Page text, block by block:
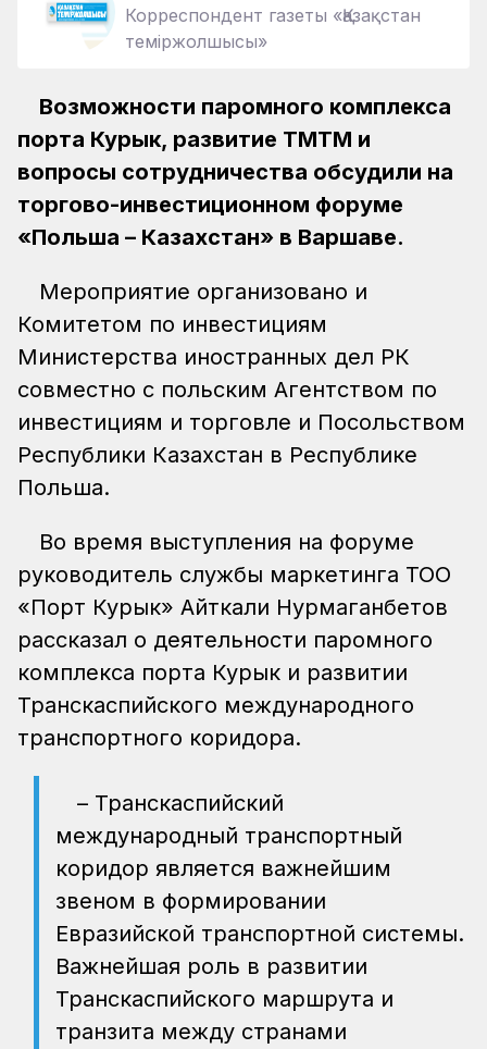
Корреспондент газеты «Қазақстан
теміржолшысы»
Возможности паромного комплекса
порта Курык, развитие ТМТМ и
вопросы сотрудничества обсудили на
торгово-инвестиционном форуме
«Польша – Казахстан» в Варшаве.
Мероприятие организовано и
Комитетом по инвестициям
Министерства иностранных дел РК
совместно с польским Агентством по
инвестициям и торговле и Посольством
Республики Казахстан в Республике
Польша.
Во время выступления на форуме
руководитель службы маркетинга ТОО
«Порт Курык» Айткали Нурмаганбетов
рассказал о деятельности паромного
комплекса порта Курык и развитии
Транскаспийского международного
транспортного коридора.
– Транскаспийский
международный транспортный
коридор является важнейшим
звеном в формировании
Евразийской транспортной системы.
Важнейшая роль в развитии
Транскаспийского маршрута и
транзита между странами